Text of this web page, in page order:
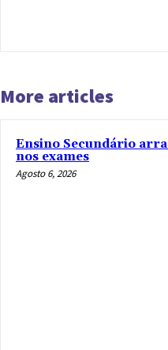
More articles
Ensino Secundário
nos exames
Agosto 6, 2026